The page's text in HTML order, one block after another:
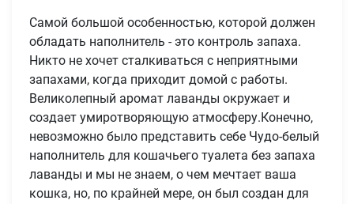
Самой большой особенностью, которой должен
обладать наполнитель - это контроль запаха.
Никто не хочет сталкиваться с неприятными
запахами, когда приходит домой с работы.
Великолепный аромат лаванды окружает и
создает умиротворяющую атмосферу.Конечно,
невозможно было представить себе Чудо-белый
наполнитель для кошачьего туалета без запаха
лаванды и мы не знаем, о чем мечтает ваша
кошка, но, по крайней мере, он был создан для